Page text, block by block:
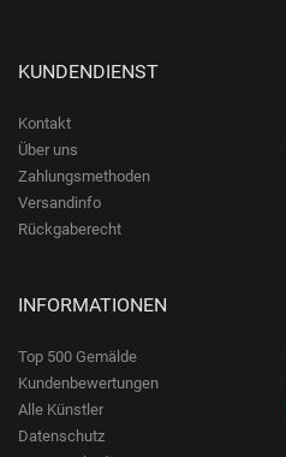
KUNDENDIENST
Kontakt
Über uns
Zahlungsmethoden
Versandinfo
Rückgaberecht
INFORMATIONEN
Top 500 Gemälde
Kundenbewertungen
Alle Künstler
Datenschutz